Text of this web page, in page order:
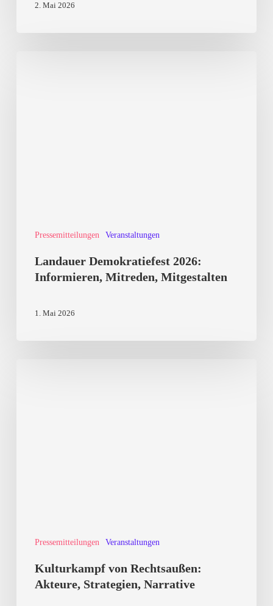
2. Mai 2026
Pressemitteilungen Veranstaltungen
Landauer Demokratiefest 2026:
Informieren, Mitreden, Mitgestalten
1. Mai 2026
Pressemitteilungen Veranstaltungen
Kulturkampf von Rechtsaußen:
Akteure, Strategien, Narrative